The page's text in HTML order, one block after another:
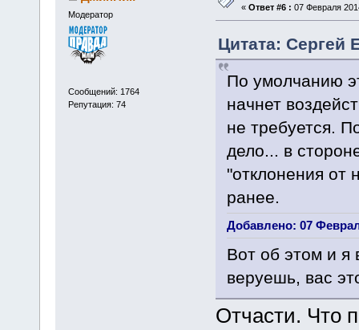
Модератор
Сообщений: 1764
Репутация: 74
« Ответ #6 : 07 Февраля
Цитата: Сергей
По умолчанию
начнет
не требуется.
дело... в
"отклонения от
ранее.
Добавлено: 07
Вот об этом и я
веруешь, вас
Отчасти. Что